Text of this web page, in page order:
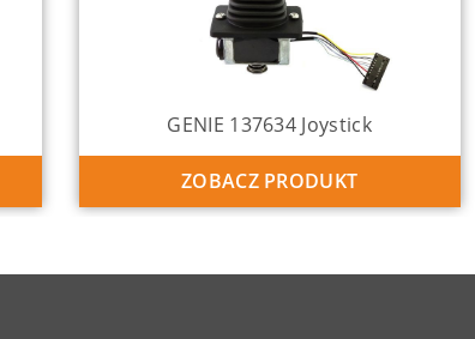
GENIE 137634 Joystick
ZOBACZ PRODUKT